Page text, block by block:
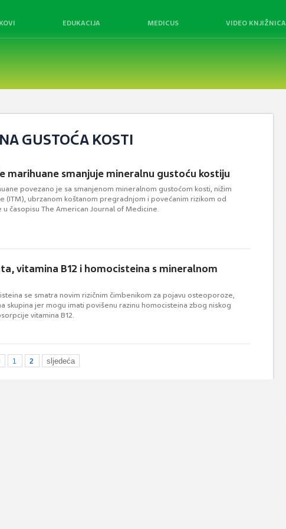
EDUKACIJA MEDICUS VIDEO KNJIŽNICA
GUSTOĆA KOSTI
marihuane smanjuje mineralnu gustoću kostiju
povezano je sa smanjenom mineralnom gustoćom kosti, nižim
(ITM), ubrzanom koštanom pregradnjom i povećanim rizikom od
časopisu The American Journal of Medicine.
vitamina B12 i homocisteina s mineralnom
se smatra novim rizičnim čimbenikom za pojavu osteoporoze,
skupina jer mogu imati povišenu razinu homocisteina zbog niskog
vitamina B12.
1 2 sljedeća